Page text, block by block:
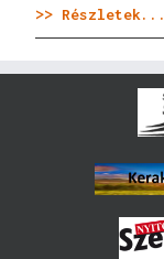
>> Részletek...